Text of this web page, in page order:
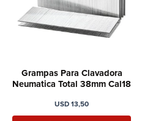
Grampas Para Clavadora
Neumatica Total 38mm Cal18
USD 13,50